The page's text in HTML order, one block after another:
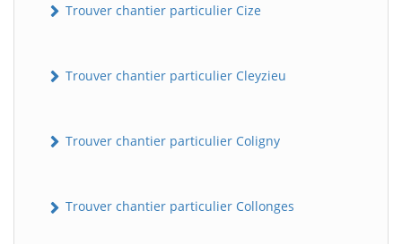
Trouver chantier particulier Cize
Trouver chantier particulier Cleyzieu
Trouver chantier particulier Coligny
Trouver chantier particulier Collonges